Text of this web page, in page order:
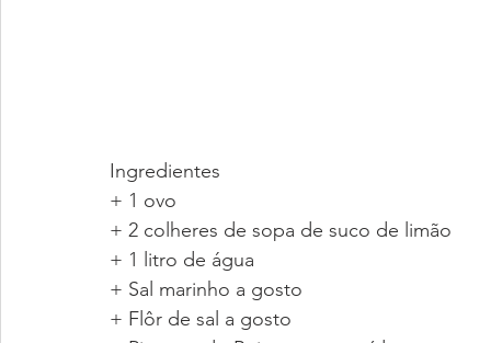
Ingredientes
+ 1 ovo
+ 2 colheres de sopa de suco de limão
+ 1 litro de água
+ Sal marinho a gosto
+ Flôr de sal a gosto